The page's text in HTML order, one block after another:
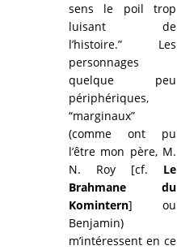
sens le poil trop
luisant de
l’histoire.” Les
personnages
quelque peu
périphériques,
“marginaux”
(comme ont pu
l’être mon père, M.
N. Roy [cf. Le
Brahmane du
Komintern] ou
Benjamin)
m’intéressent en ce